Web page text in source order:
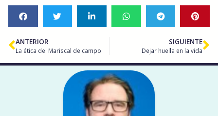
ANTERIOR
La ética del Mariscal de campo
SIGUIENTE
Dejar huella en la vida